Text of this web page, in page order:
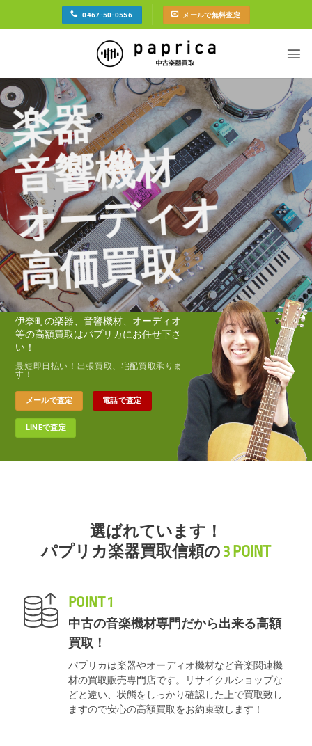
0467-50-0556 メールで無料査定
楽器
音響機材
オーディオ
高価買取
伊奈町の楽器、音響機材、オーディオ
等の高額買取はパプリカにお任せ下さ
い！
最短即日払い！出張買取、宅配買取承りま
す！
メールで査定 電話で査定
LINEで査定
選ばれています！
パプリカ楽器買取信頼の 3 POINT
POINT 1
中古の音楽機材専門だから出来る高額
買取！
パプリカは楽器やオーディオ機材など音楽関連機
材の買取販売専門店です。リサイクルショップな
どと違い、状態をしっかり確認した上で買取致し
ますので安心の高額買取をお約束致します！